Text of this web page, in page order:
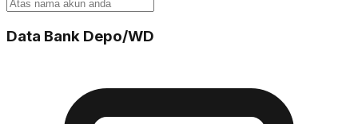
Data Bank Depo/WD